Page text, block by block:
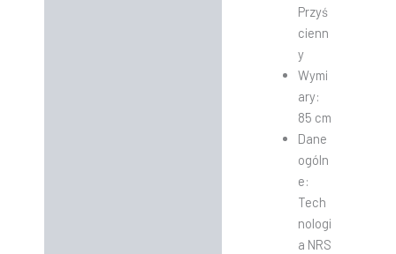
Przyś
cienn
y
Wymi
ary:
85 cm
Dane
ogóln
e:
Tech
nologi
a NRS